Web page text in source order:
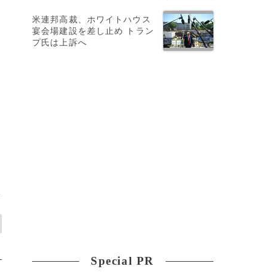
米連邦高裁、ホワイトハウス
宴会場建設を差し止め トラン
プ氏は上訴へ
Special PR